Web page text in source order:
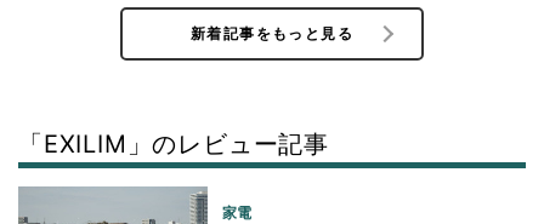
新着記事をもっと見る
「EXILIM」のレビュー記事
家電